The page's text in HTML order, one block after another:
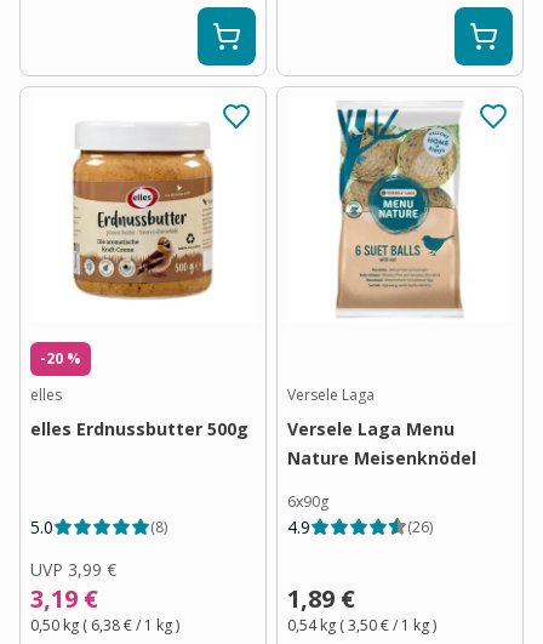
-20 %
elles
elles Erdnussbutter 500g
5.0 (8)
UVP 3,99 €
3,19 €
0,50 kg ( 6,38 €/ 1 kg)
Versele Laga
Versele Laga Menu
Nature Meisenknödel
6x90g
4.9 (26)
1,89 €
0,54 kg (3,50 €/ 1 kg)